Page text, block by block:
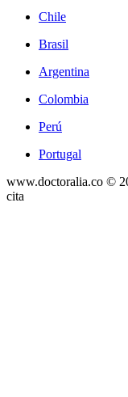
Chile
Brasil
Argentina
Colombia
Perú
Portugal
www.doctoralia.co ©
cita